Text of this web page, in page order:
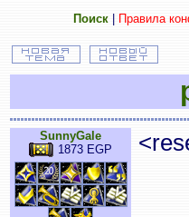
Поиск| Правила
SunnyGale
1873 EGP